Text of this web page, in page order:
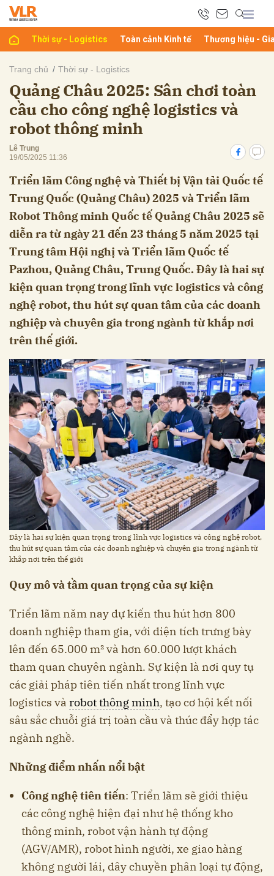
Thời sự - Logistics Toàn cảnh Kinh tế Thương hiệu -
Trang chủ Thời sự - Logistics
Quảng Châu 2025: Sân chơi toàn
cầu cho công nghệ logistics và
robot thông minh
Lê Trung
19/05/2025 11:36
Triển lãm Công nghệ và Thiết bị Vận tải Quốc tế
Trung Quốc (Quảng Châu) 2025 và Triển lãm
Robot Thông minh Quốc tế Quảng Châu 2025 sẽ
diễn ra từ ngày 21 đến 23 tháng 5 năm 2025 tại
Trung tâm Hội nghị và Triển lãm Quốc tế
Pazhou, Quảng Châu, Trung Quốc. Đây là hai sự
kiện quan trọng trong lĩnh vực logistics và công
nghệ robot, thu hút sự quan tâm của các doanh
nghiệp và chuyên gia trong ngành từ khắp nơi
trên thế giới.
Đây là hai sự kiện quan trọng trong lĩnh vực logistics và công nghệ robot,
thu hút sự quan tâm của các doanh nghiệp và chuyên gia trong ngành từ
khắp nơi trên thế giới
Quy mô và tầm quan trọng của sự kiện
Triển lãm năm nay dự kiến thu hút hơn 800
doanh nghiệp tham gia, với diện tích trưng bày
lên đến 65.000 m² và hơn 60.000 lượt khách
tham quan chuyên ngành. Sự kiện là nơi quy tụ
các giải pháp tiên tiến nhất trong lĩnh vực
logistics và robot thông minh, tạo cơ hội kết nối
sâu sắc chuỗi giá trị toàn cầu và thúc đẩy hợp tác
ngành nghề.
Những điểm nhấn nổi bật
Công nghệ tiên tiến: Triển lãm sẽ giới thiệu
các công nghệ hiện đại như hệ thống kho
thông minh, robot vận hành tự động
(AGV/AMR), robot hình người, xe giao hàng
không người lái, dây chuyền phân loại tự động,
luận
Hủy